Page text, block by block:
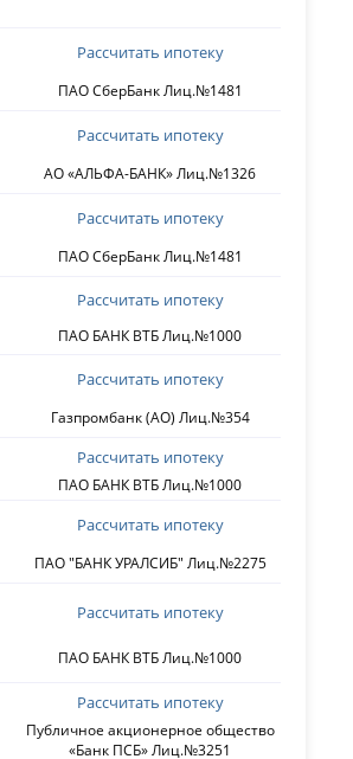
ПАО СберБанк Лиц.№1481
Рассчитать ипотеку
АО «АЛЬФА-БАНК» Лиц.№1326
Рассчитать ипотеку
ПАО СберБанк Лиц.№1481
Рассчитать ипотеку
ПАО БАНК ВТБ Лиц.№1000
Рассчитать ипотеку
Газпромбанк (АО) Лиц.№354
Рассчитать ипотеку
ПАО БАНК ВТБ Лиц.№1000
Рассчитать ипотеку
ПАО "БАНК УРАЛСИБ" Лиц.№2275
Рассчитать ипотеку
ПАО БАНК ВТБ Лиц.№1000
Рассчитать ипотеку
Публичное акционерное общество
«Банк ПСБ» Лиц.№3251
Рассчитать ипотеку